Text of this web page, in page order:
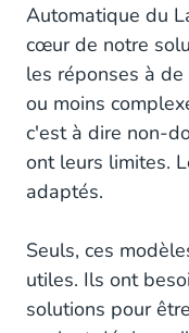
Automatique du
cœur de notre
les réponses à
ou moins
c'est à dire non-
ont leurs limites.
adaptés.
Seuls, ces
utiles. Ils ont
solutions pour